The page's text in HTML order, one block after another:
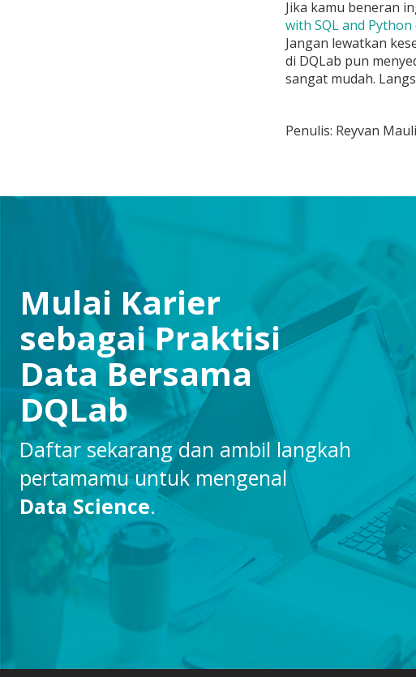
Jika kamu beneran
with SQL and Python
Jangan lewatkan
di DQLab pun
sangat mudah.
Penulis: Reyvan
Mulai Karier
sebagai Praktisi
Data Bersama
DQLab
Daftar sekarang dan ambil langkah
pertamamu untuk mengenal
Data Science.